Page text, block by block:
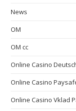
News
OM
OM cc
Online Casino
Online Casino
Online Casino Vklad